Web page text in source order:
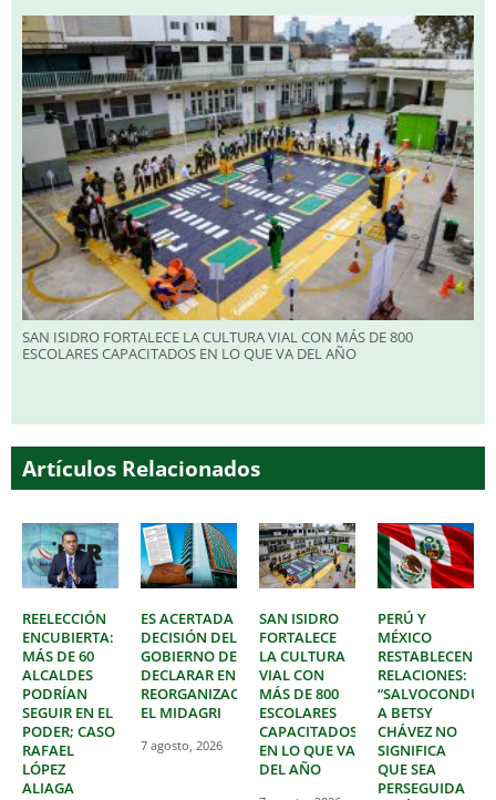
SAN ISIDRO FORTALECE LA CULTURA VIAL CON MÁS DE 800
ESCOLARES CAPACITADOS EN LO QUE VA DEL AÑO
Artículos Relacionados
REELECCIÓN
ENCUBIERTA:
MÁS DE 60
ALCALDES
PODRÍAN
SEGUIR EN EL
PODER; CASO
RAFAEL
LÓPEZ
ALIAGA
ES ACERTADA
DECISIÓN DEL
GOBIERNO DE
DECLARAR EN
REORGANIZACIÓN
EL MIDAGRI
7 agosto, 2026
SAN ISIDRO
FORTALECE
LA CULTURA
VIAL CON
MÁS DE 800
ESCOLARES
CAPACITADOS
EN LO QUE VA
DEL AÑO
PERÚ Y
MÉXICO
RESTABLECEN
RELACIONES:
A BETSY
CHÁVEZ NO
SIGNIFICA
QUE SEA
PERSEGUIDA